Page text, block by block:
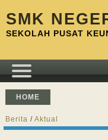
SMK
SEKOLAH PUSAT
HOME
Berita / Aktual